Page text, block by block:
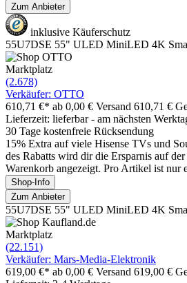
Zum Anbieter
inklusive Käuferschutz
55U7DSE 55" ULED MiniLED 4K
Marktplatz
(2.678)
Verkäufer: OTTO
610,71 €* ab 0,00 € Versand 610,71 €
Lieferzeit: lieferbar - am nächsten
30 Tage kostenfreie Rücksendung
15% Extra auf viele Hisense TVs und
des Rabatts wird dir die Ersparnis auf
Warenkorb angezeigt. Pro Artikel ist nur
Shop-Info
Zum Anbieter
55U7DSE 55" ULED MiniLED 4K
Marktplatz
(22.151)
Verkäufer: Mars-Media-Elektronik
619,00 €* ab 0,00 € Versand 619,00 €